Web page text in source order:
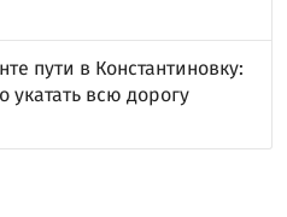
пути в Константиновку:
всю дорогу